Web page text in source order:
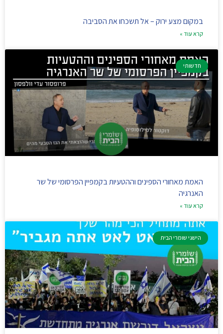
במקום מצע ירוק – אל תשכחו את הסביבה
קרא עוד »
חדשותי
האמת מאחורי הספינים וההטעיות בקמפיין הפרסומי של שר
האנרגיה
קרא עוד »
הישגי שומרי הבית